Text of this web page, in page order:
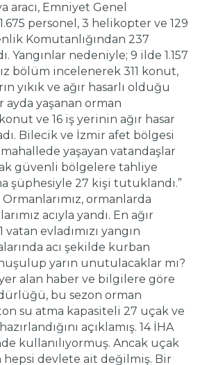
aracı, Emniyet Genel
personel, 3 helikopter ve 129
Komutanlığından 237
Yangınlar nedeniyle; 9 ilde 1.157
bölüm incelenerek 311 konut,
yıkık ve ağır hasarlı olduğu
ayda yaşanan orman
ve 16 iş yerinin ağır hasar
Bilecik ve İzmir afet bölgesi
yaşayan vatandaşlar
güvenli bölgelere tahliye
şüphesiyle 27 kişi tutuklandı.”
ormanlarda
acıyla yandı. En ağır
evladımızı yangın
acı şekilde kurban
yarın unutulacaklar mı?
alan haber ve bilgilere göre
bu sezon orman
su atma kapasiteli 27 uçak ve
açıklamış. 14 İHA
kullanılıyormuş. Ancak uçak
devlete ait değilmiş. Bir